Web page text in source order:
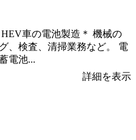
車の電池製造＊ 機械の
、検査、清掃業務など。 電
電池...
詳細を表示